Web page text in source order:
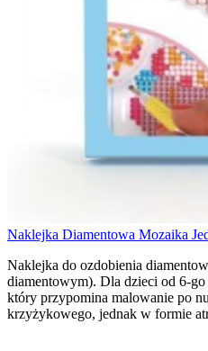
Naklejka Diamentowa Mozaika
Naklejka do ozdobienia
diamentowym). Dla dzieci od 6-
który przypomina malowanie po
krzyżykowego, jednak w formie